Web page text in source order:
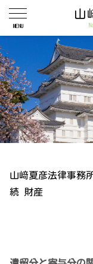
山﨑夏彦法律事務
続 財産